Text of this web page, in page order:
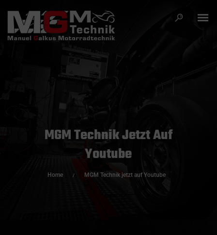
MGM Technik Jetzt Auf
Youtube
Home / MGM Technik jetzt auf Youtube